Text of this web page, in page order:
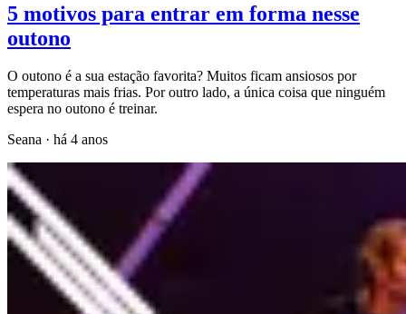
5 motivos para entrar em forma nesse
outono
O outono é a sua estação favorita? Muitos ficam ansiosos por
temperaturas mais frias. Por outro lado, a única coisa que ninguém
espera no outono é treinar.
Seana · há 4 anos